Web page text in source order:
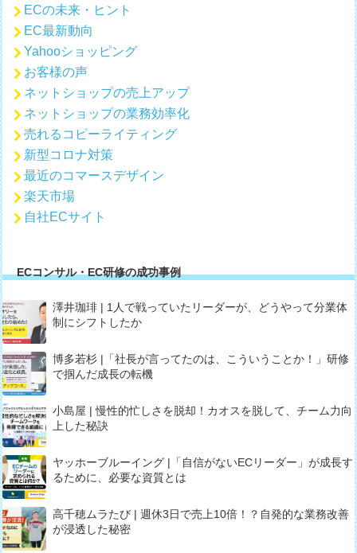
ECの未来・ヒント
EC最新動向
Yahooショッピング
お客様の声
ネットショップの売上アップ
ネットショップの業務効率化
売れるコピーライティング
新型コロナ対策
最近のコマースデザイン
楽天市場
自社ECサイト
ECコンサル・EC研修の成功事例
澤井珈琲 | 1人で戦っていたリーダーが、どうやって分業体
制にシフトしたか
博多若杉 |「社長が言ってたのは、こういうことか！」研修
で掴んだ成長の転機
小島屋 | 慢性的忙しさを脱却！カオスを脱して、チーム力向
上した秘訣
ヤッホーブルーイング |「自信がないECリーダー」が成長す
るために、必要な資質とは
高千穂ムラたび | 週休3日で売上10倍！？自発的な業務改善
が浸透した秘密